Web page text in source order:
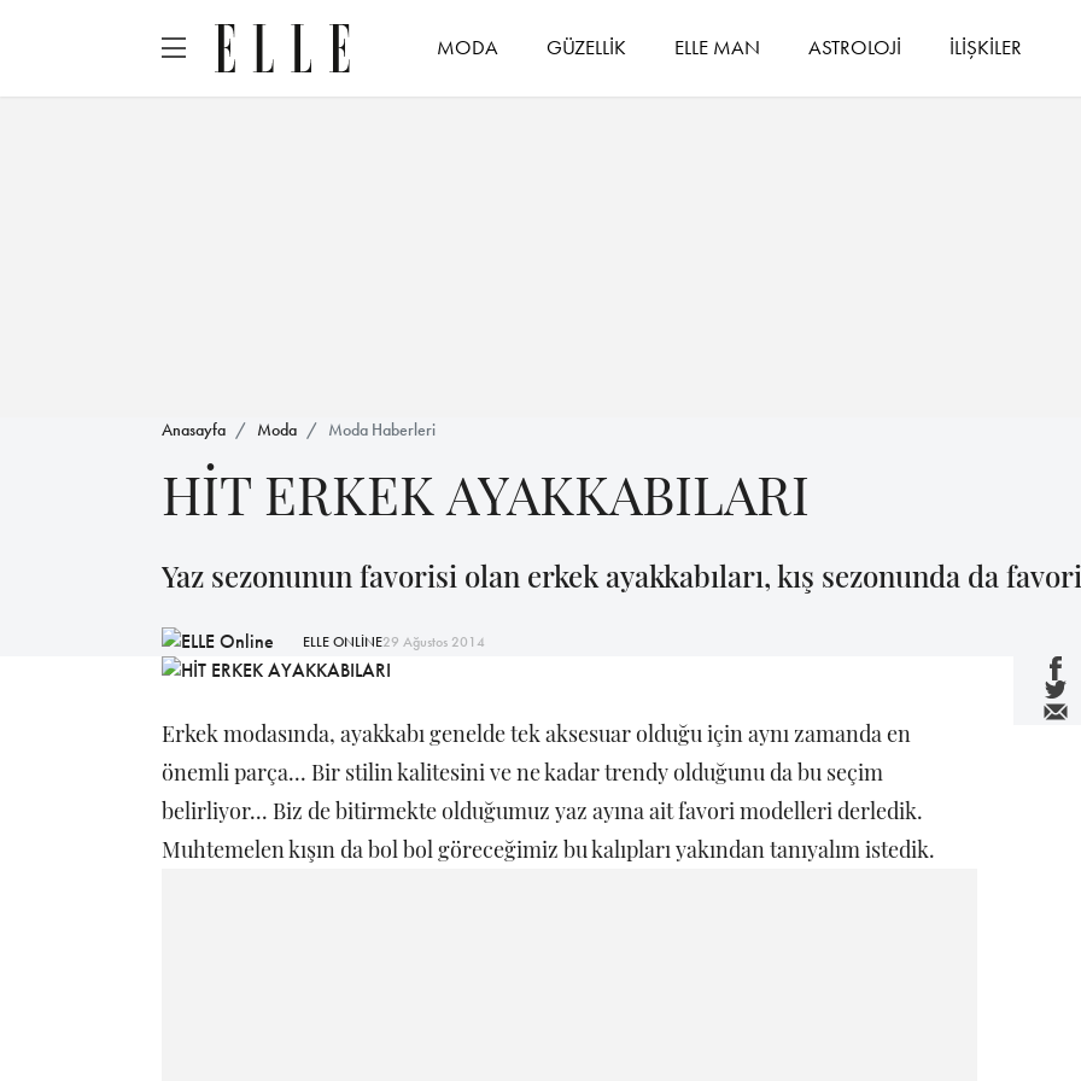
MODA GÜZELLİK ELLE MAN ASTROLOJİ İLİŞKİLER
Anasayfa Moda Moda Haberleri
HİT ERKEK AYAKKABILARI
Yaz sezonunun favorisi olan erkek ayakkabıları, kış sezonunda da
ELLE ONLİNE29 Ağustos 2014
Erkek modasında, ayakkabı genelde tek aksesuar olduğu için aynı zamanda en
önemli parça... Bir stilin kalitesini ve ne kadar trendy olduğunu da bu seçim
belirliyor... Biz de bitirmekte olduğumuz yaz ayına ait favori modelleri derledik.
Muhtemelen kışın da bol bol göreceğimiz bu kalıpları yakından tanıyalım istedik.